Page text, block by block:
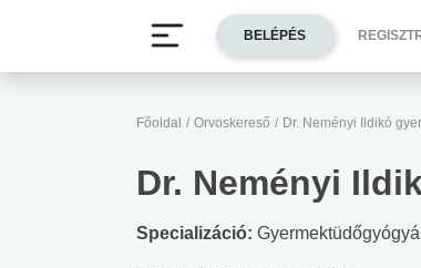
Főoldal / Orvoskereső / Dr. Neményi Ildikó
Dr. Neményi
Specializáció:
BELÉPÉS